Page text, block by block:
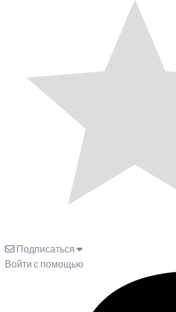
Подписаться
Войти с помощью